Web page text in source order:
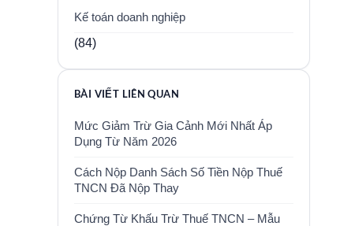
Kế toán doanh nghiệp
(84)
BÀI VIẾT LIÊN QUAN
Mức Giảm Trừ Gia Cảnh Mới Nhất Áp
Dụng Từ Năm 2026
Cách Nộp Danh Sách Số Tiền Nộp Thuế
TNCN Đã Nộp Thay
Chứng Từ Khấu Trừ Thuế TNCN – Mẫu